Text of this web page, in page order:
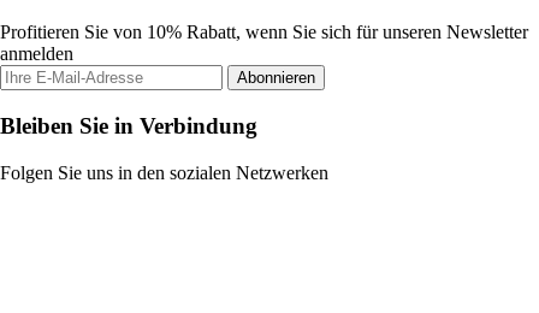
Profitieren Sie von 10% Rabatt, wenn Sie sich für unseren Newsletter
anmelden
Abonnieren
Bleiben Sie in Verbindung
Folgen Sie uns in den sozialen Netzwerken